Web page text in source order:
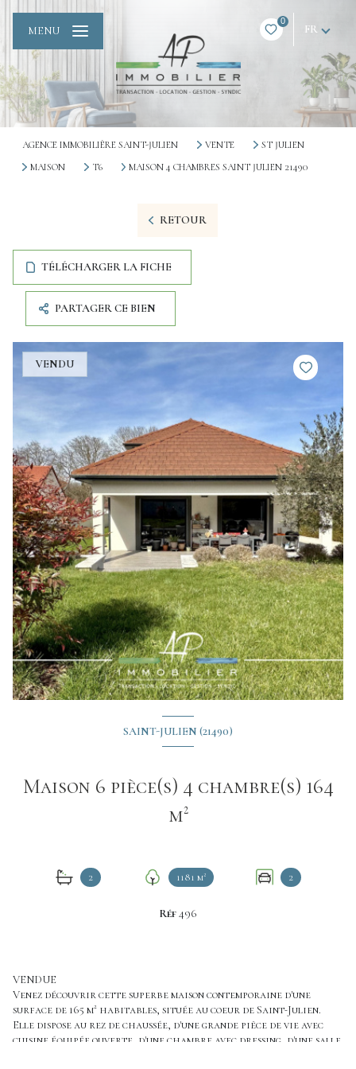
0
FR
MENU
AGENCE IMMOBILIÈRE SAINT-JULIEN VENTE
ST JULIEN
MAISON
T6 MAISON 4 CHAMBRES SAINT JULIEN 21490
RETOUR
TÉLÉCHARGER LA FICHE
PARTAGER CE BIEN
VENDU
SAINT-JULIEN (21490)
Maison 6 pièce(s) 4 chambre(s) 164
m²
2 1181 m² 2
Réf496
VENDUE
Venez découvrir cette superbe maison contemporaine d'une
surface de 165 m² habitables, située au coeur de Saint-Julien.
Elle dispose au rez de chaussée, d'une grande pièce de vie avec
cuisine équipée ouverte, d'une chambre avec dressing, d'une salle